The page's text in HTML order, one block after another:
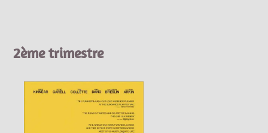
2ème trimestre